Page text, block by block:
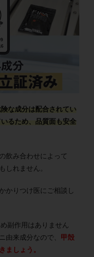
な成分は配合されてい
るため、品質面も安全
飲み合わせによって
しれません。
かりつけ医にご相談し
副作用はありません
由来成分なので、 甲殻
ましょう。